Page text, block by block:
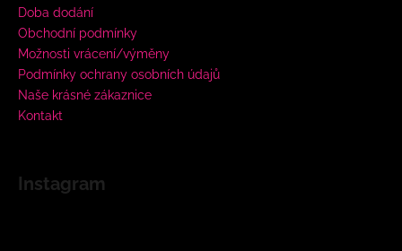
Doba dodání
Obchodní podmínky
Možnosti vrácení/výměny
Podmínky ochrany osobních údajů
Naše krásné zákaznice
Kontakt
Instagram